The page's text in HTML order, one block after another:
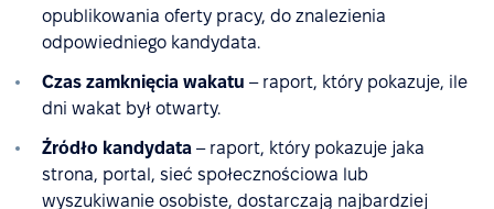
opublikowania oferty pracy, do znalezienia
odpowiedniego kandydata.
Czas zamknięcia wakatu – raport, który pokazuje, ile
dni wakat był otwarty.
Źródło kandydata – raport, który pokazuje jaka
strona, portal, sieć społecznościowa lub
wyszukiwanie osobiste, dostarczają najbardziej